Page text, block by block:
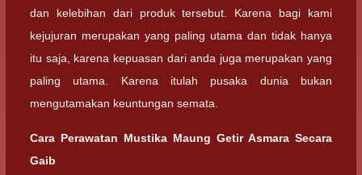
dan kelebihan dari produk tersebut. Karena bagi kami
kejujuran merupakan yang paling utama dan tidak hanya
itu saja, karena kepuasan dari anda juga merupakan yang
paling utama. Karena itulah pusaka dunia bukan
mengutamakan keuntungan semata.
Cara Perawatan Mustika Maung Getir Asmara Secara
Gaib